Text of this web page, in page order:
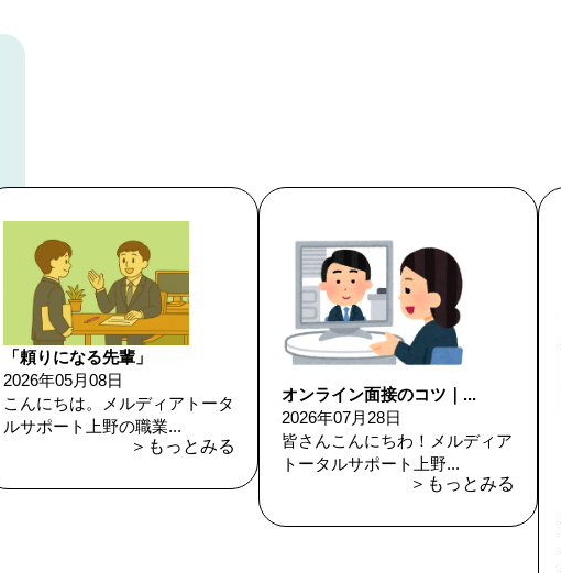
「頼りになる先輩」
2026年05月08日
こんにちは。メルディアトータ
ルサポート上野の職業...
＞もっとみる
オンライン面接のコツ｜...
2026年07月28日
皆さんこんにちわ！メルディア
トータルサポート上野...
＞もっとみる